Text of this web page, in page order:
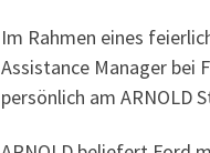
Im Rahmen eines
Assistance Manager bei
persönlich am ARNOLD